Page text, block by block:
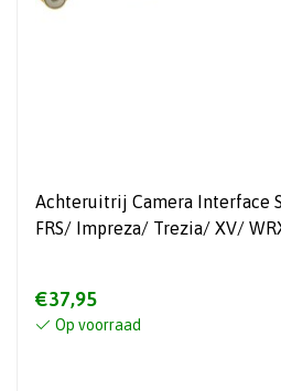
Achteruitrij Camera Interface
FRS/ Impreza/ Trezia/ XV/
€37,95
Op voorraad